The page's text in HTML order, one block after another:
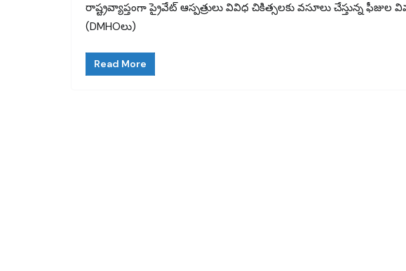
రాష్ట్రవ్యాప్తంగా ప్రైవేట్ ఆస్పత్రులు వివిధ చికిత్సలకు వసూలు చేస్తున్న
(DMHOలు)
Read More